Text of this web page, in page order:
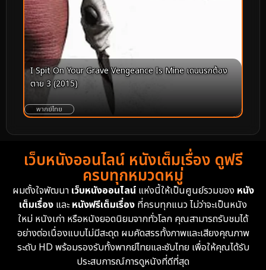
I Spit On Your Grave Vengeance Is Mine เดนนรกต้อง
ตาย 3 (2015)
พากย์ไทย
เว็บหนังออนไลน์ หนังเต็มเรื่อง ดูฟรี
ครบทุกหมวดหมู่
ผมตั้งใจพัฒนา เว็บหนังออนไลน์แห่งนี้ให้เป็นศูนย์รวมของ หนัง
เต็มเรื่อง และหนังฟรีเต็มเรื่อง ที่ครบทุกแนว ไม่ว่าจะเป็นหนัง
ใหม่ หนังเก่า หรือหนังยอดนิยมจากทั่วโลก คุณสามารถรับชมได้
อย่างต่อเนื่องแบบไม่มีสะดุด ผมคัดสรรทั้งภาพและเสียงคุณภาพ
ระดับ HD พร้อมรองรับทั้งพากย์ไทยและซับไทย เพื่อให้คุณได้รับ
ประสบการณ์การดูหนังที่ดีที่สุด